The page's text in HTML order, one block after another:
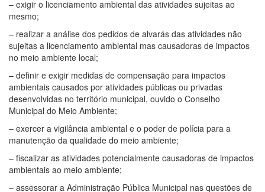
– exigir o licenciamento ambiental das atividades sujeitas ao
mesmo;
– realizar a análise dos pedidos de alvarás das atividades não
sujeitas a licenciamento ambiental mas causadoras de impactos
no meio ambiente local;
– definir e exigir medidas de compensação para impactos
ambientais causados por atividades públicas ou privadas
desenvolvidas no território municipal, ouvido o Conselho
Municipal do Meio Ambiente;
– exercer a vigilância ambiental e o poder de polícia para a
manutenção da qualidade do meio ambiente;
– fiscalizar as atividades potencialmente causadoras de impactos
ambientais ao meio ambiente;
– assessorar a Administração Pública Municipal nas questões de